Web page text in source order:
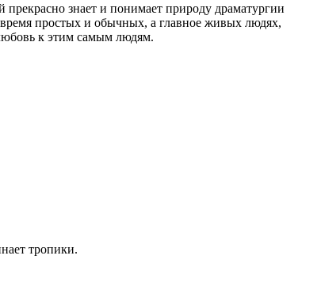
знает и понимает природу драматургии
простых и обычных, а главное живых людях,
к этим самым людям.
тропики.